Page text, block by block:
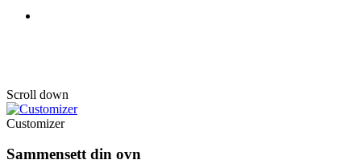
Scroll down
Customizer
Sammensett din ovn